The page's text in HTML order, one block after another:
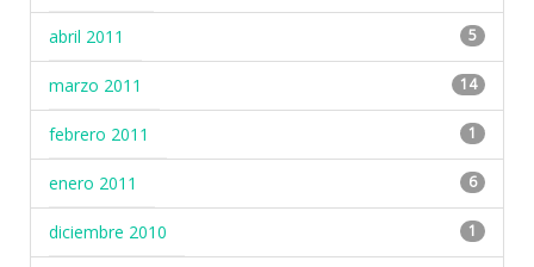
abril 2011 5
marzo 2011 14
febrero 2011 1
enero 2011 6
diciembre 2010 1